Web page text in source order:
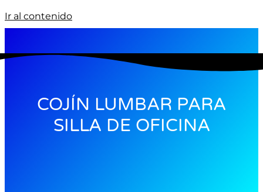
Ir al contenido
COJÍN LUMBAR PARA
SILLA DE OFICINA